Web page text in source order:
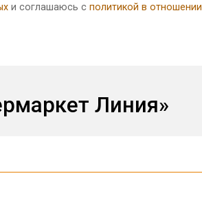
и соглашаюсь сполитикой в отношении
Линия»